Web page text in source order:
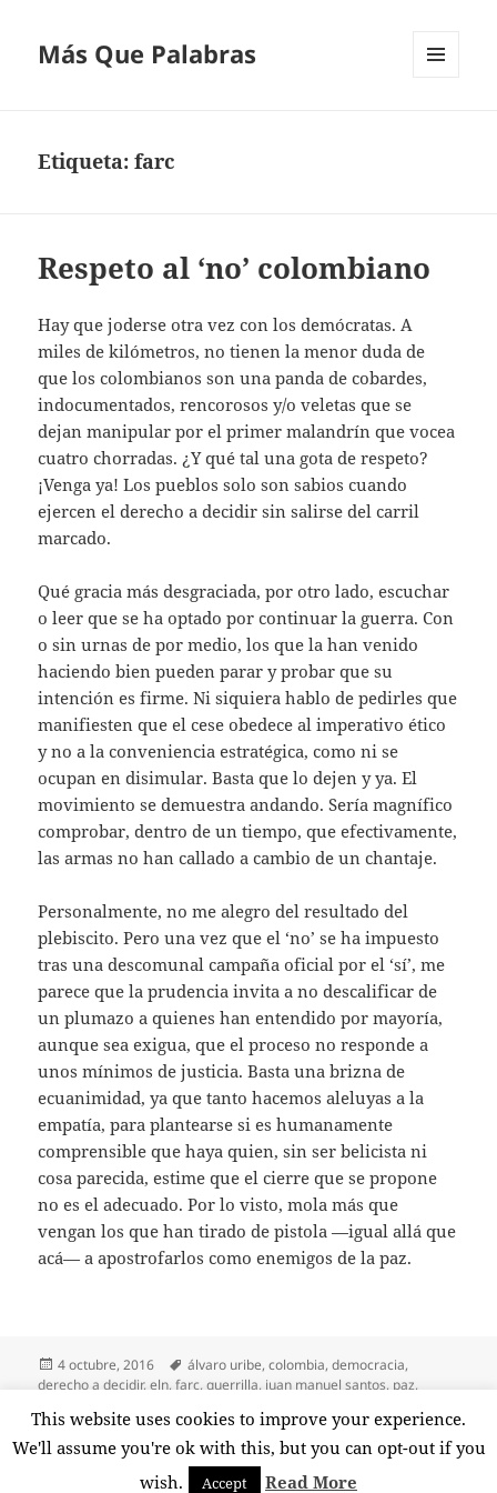
Más Que Palabras
Etiqueta:farc
Respeto al ‘no’ colombiano
Hay que joderse otra vez con los demócratas. A
miles de kilómetros, no tienen la menor duda de
que los colombianos son una panda de cobardes,
indocumentados, rencorosos y/o veletas que se
dejan manipular por el primer malandrín que vocea
cuatro chorradas. ¿Y qué tal una gota de respeto?
¡Venga ya! Los pueblos solo son sabios cuando
ejercen el derecho a decidir sin salirse del carril
marcado.
Qué gracia más desgraciada, por otro lado, escuchar
o leer que se ha optado por continuar la guerra. Con
o sin urnas de por medio, los que la han venido
haciendo bien pueden parar y probar que su
intención es firme. Ni siquiera hablo de pedirles que
manifiesten que el cese obedece al imperativo ético
y no a la conveniencia estratégica, como ni se
ocupan en disimular. Basta que lo dejen y ya. El
movimiento se demuestra andando. Sería magnífico
comprobar, dentro de un tiempo, que efectivamente,
las armas no han callado a cambio de un chantaje.
Personalmente, no me alegro del resultado del
plebiscito. Pero una vez que el ‘no’ se ha impuesto
tras una descomunal campaña oficial por el ‘sí’, me
parece que la prudencia invita a no descalificar de
un plumazo a quienes han entendido por mayoría,
aunque sea exigua, que el proceso no responde a
unos mínimos de justicia. Basta una brizna de
ecuanimidad, ya que tanto hacemos aleluyas a la
empatía, para plantearse si es humanamente
comprensible que haya quien, sin ser belicista ni
cosa parecida, estime que el cierre que se propone
no es el adecuado. Por lo visto, mola más que
vengan los que han tirado de pistola —igual allá que
acá— a apostrofarlos como enemigos de la paz.
Publicado
el
4 octubre, 2016 Etiquetas
álvaro uribe,colombia,democracia,
derecho a decidir,eln,farc,guerrilla, juan manuel santos, paz,
Deja un comentarioen Respeto al ‘no’ colombiano
Funciona gracias a WordPress
This website uses cookies to improve your experience.
We'll assume you're ok with this, but you can opt-out if you
wish.
Accept Read More